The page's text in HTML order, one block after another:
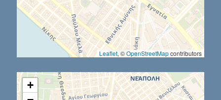
Leaflet, ©OpenStreetMapcontributors
+